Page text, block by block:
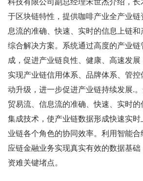
于区块链特性，提供咖啡产业全产业
息流的准确、快速、实时的信息上链
综合解决方案。系统通过高度的产业
成，促进产业链良性、健康、高速发展
实现产业链信用体系、品牌体系、管
动升级，进一步促进产业链持续发展.。
贸易流、信息流的准确、快速、实时
集成技术，使产业链数据形成快速实
业链各个角色的协同效率。利用智能
应链金融业务实现真实有效的数据基
资难关键堵点。